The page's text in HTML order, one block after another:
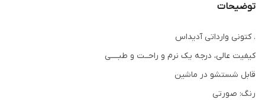
توضیحات
. کتونی وارداتی آدیداس
کیفیت عالی، درجه یک نرم و راحــت و طبــــی
قابل شستشو در ماشین
رنگ: صورتی